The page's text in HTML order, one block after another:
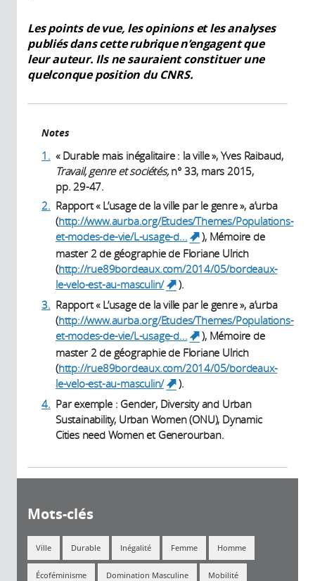
Les points de vue, les opinions et les analyses
publiés dans cette rubrique n’engagent que
leur auteur. Ils ne sauraient constituer une
quelconque position du CNRS.
Notes
1. « Durable mais inégalitaire : la ville », Yves Raibaud,
Travail, genre et sociétés,n° 33, mars 2015,
pp. 29-47.
2. Rapport « L’usage de la ville par le genre », a’urba
(http://www.aurba.org/Etudes/Themes/Populations-
et-modes-de-vie/L-usage-d...
(link is external)
), Mémoire de
master 2 de géographie de Floriane Ulrich
(http://rue89bordeaux.com/2014/05/bordeaux-
le-velo-est-au-masculin/
(link is external)
).
3. Rapport « L’usage de la ville par le genre », a’urba
(http://www.aurba.org/Etudes/Themes/Populations-
et-modes-de-vie/L-usage-d...
(link is external)
), Mémoire de
master 2 de géographie de Floriane Ulrich
(http://rue89bordeaux.com/2014/05/bordeaux-
le-velo-est-au-masculin/
(link is external)
).
4. Par exemple : Gender, Diversity and Urban
Sustainability, Urban Women (ONU), Dynamic
Cities need Women et Generourban.
Mots-clés
Ville Durable Inégalité Femme Homme
Écoféminisme Domination Masculine Mobilité